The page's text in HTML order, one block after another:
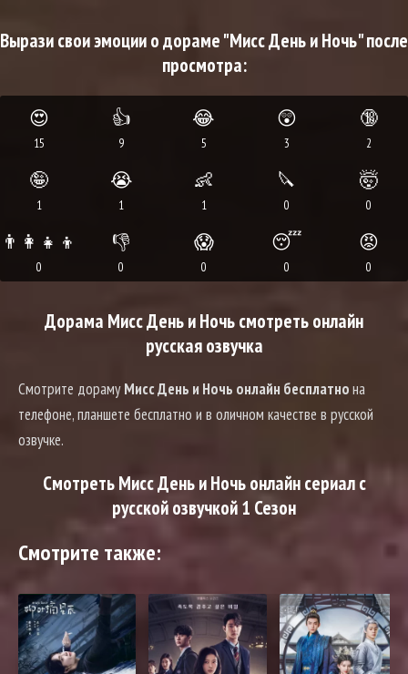
Вырази свои эмоции о дораме "Мисс День и Ночь" после
просмотра:
😍
15
👍
9
😂
5
😲
3
🔞
2
🤪
1
😭
1
👶
1
🔪
0
🤯
0
👨‍👩‍👧‍👦
0
👎
0
😱
0
😴
0
😡
0
Дорама Мисс День и Ночь смотреть онлайн
русская озвучка
Смотрите дорамуМисс День и Ночь онлайн бесплатнона
телефоне, планшете бесплатно и в оличном качестве в русской
озвучке.
Смотреть Мисс День и Ночь онлайн сериал с
русской озвучкой 1 Сезон
Смотрите также: